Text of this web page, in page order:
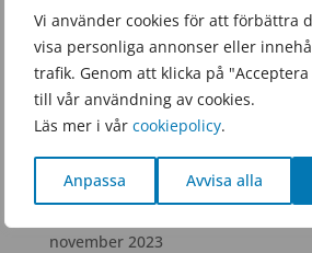
Vi använder cookies för att förbättra
visa personliga annonser eller
trafik. Genom att klicka på
till vår användning av cookies.
Läs mer i vår cookiepolicy.
Anpassa Avvisa alla
juni 2025
februari 2025
december 2024
juli 2024
februari 2024
december 2023
november 2023